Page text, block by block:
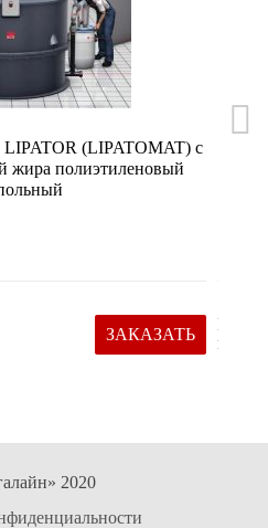
(LIPATOMAT) с
жира полиэтиленовый
ЗАКАЗАТЬ
Цена
по
2020